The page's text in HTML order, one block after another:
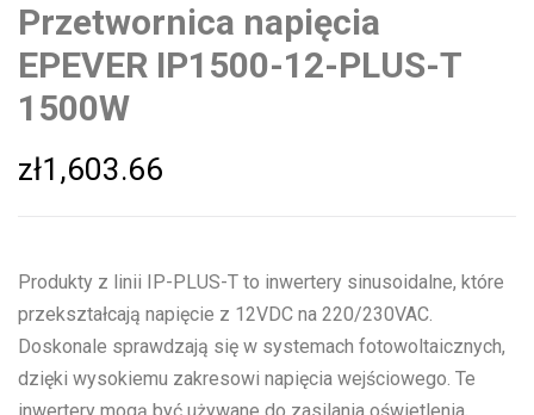
Przetwornica napięcia
EPEVER IP1500-12-PLUS-T
1500W
zł1,603.66
Produkty z linii IP-PLUS-T to inwertery sinusoidalne, które
przekształcają napięcie z 12VDC na 220/230VAC.
Doskonale sprawdzają się w systemach fotowoltaicznych,
dzięki wysokiemu zakresowi napięcia wejściowego. Te